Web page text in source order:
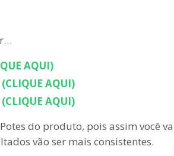
AQUI)
AQUI)
AQUI)
do produto, pois assim você
vão ser mais consistentes.